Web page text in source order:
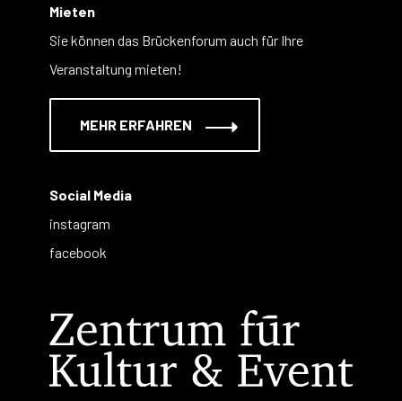
Mieten
Sie können das Brückenforum auch für Ihre
Veranstaltung mieten!
MEHR ERFAHREN
Social Media
instagram
facebook